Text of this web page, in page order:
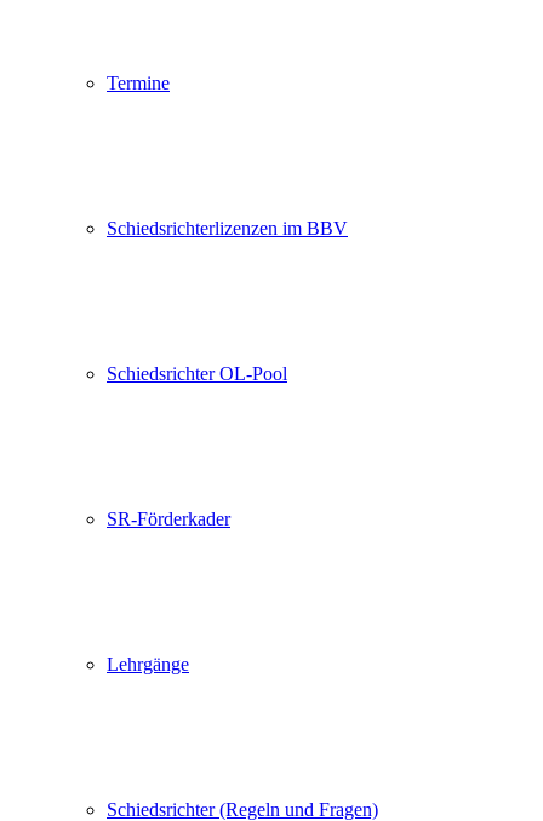
Termine
Schiedsrichterlizenzen im BBV
Schiedsrichter OL-Pool
SR-Förderkader
Lehrgänge
Schiedsrichter (Regeln und Fragen)